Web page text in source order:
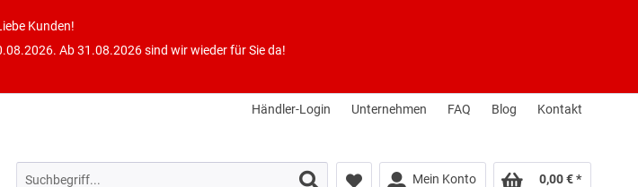
Kunden!
Ab 31.08.2026 sind wir wieder für Sie da!
Händler-Login Unternehmen FAQ Blog Kontakt
Mein Konto 0,00 € *